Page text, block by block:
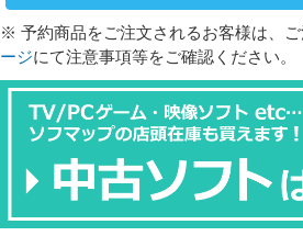
※ 予約商品をご注文されるお客様は、ご
ージにて注意事項等をご確認ください。